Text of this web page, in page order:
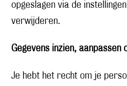
opgeslagen via de
verwijderen.
Gegevens inzien, aanpassen
Je hebt het recht om je